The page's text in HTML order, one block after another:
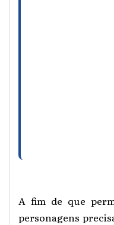
A fim de que
personagens